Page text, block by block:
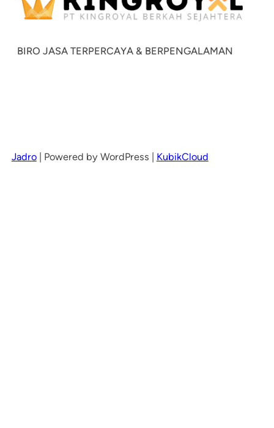
BIRO JASA TERPERCAYA & BERPENGALAMAN
Jadro Powered by WordPress | KubikCloud